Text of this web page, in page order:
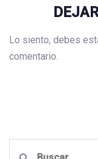
Lo siento, debes
comentario.